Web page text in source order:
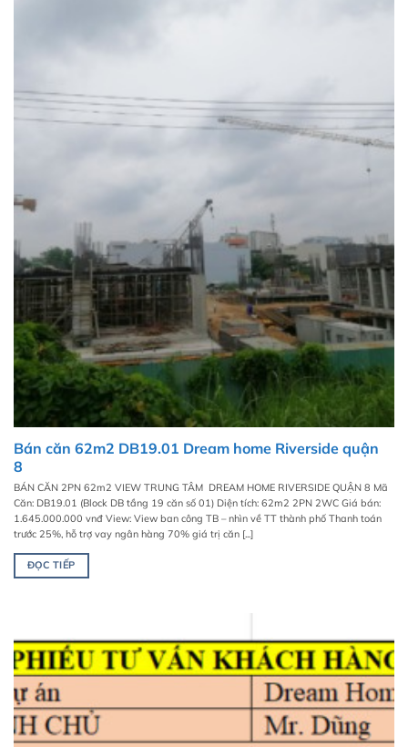
Bán căn 62m2 DB19.01 Dream home Riverside quận
8
BÁN CĂN 2PN 62m2 VIEW TRUNG TÂM DREAM HOME RIVERSIDE QUẬN 8 Mã
Căn: DB19.01 (Block DB tầng 19 căn số 01) Diện tích: 62m2 2PN 2WC Giá bán:
1.645.000.000 vnđ View: View ban công TB – nhìn về TT thành phố Thanh toán
trước 25%, hỗ trợ vay ngân hàng 70% giá trị căn [...]
ĐỌC TIẾP